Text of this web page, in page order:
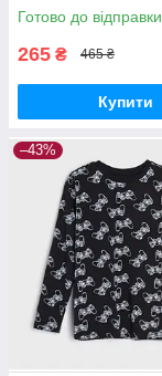
Готово до відправки
265 ₴ 465 ₴
Купити
–43%